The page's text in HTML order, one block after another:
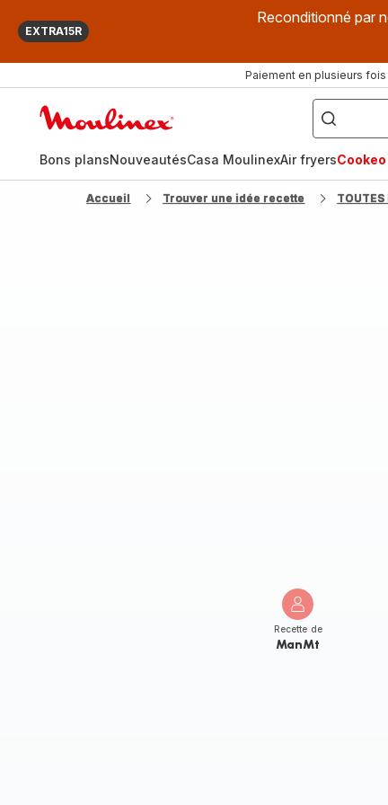
EXTRA15R
Reconditionné par
Paiement en plusieurs fois
["Que
recherchez-
vous
?",
fryer",
"Companion"]
Bons plansNouveautésCasa MoulinexAir fryers
Accueil Trouver une idée recette TOUTES
Recette de
ManMt